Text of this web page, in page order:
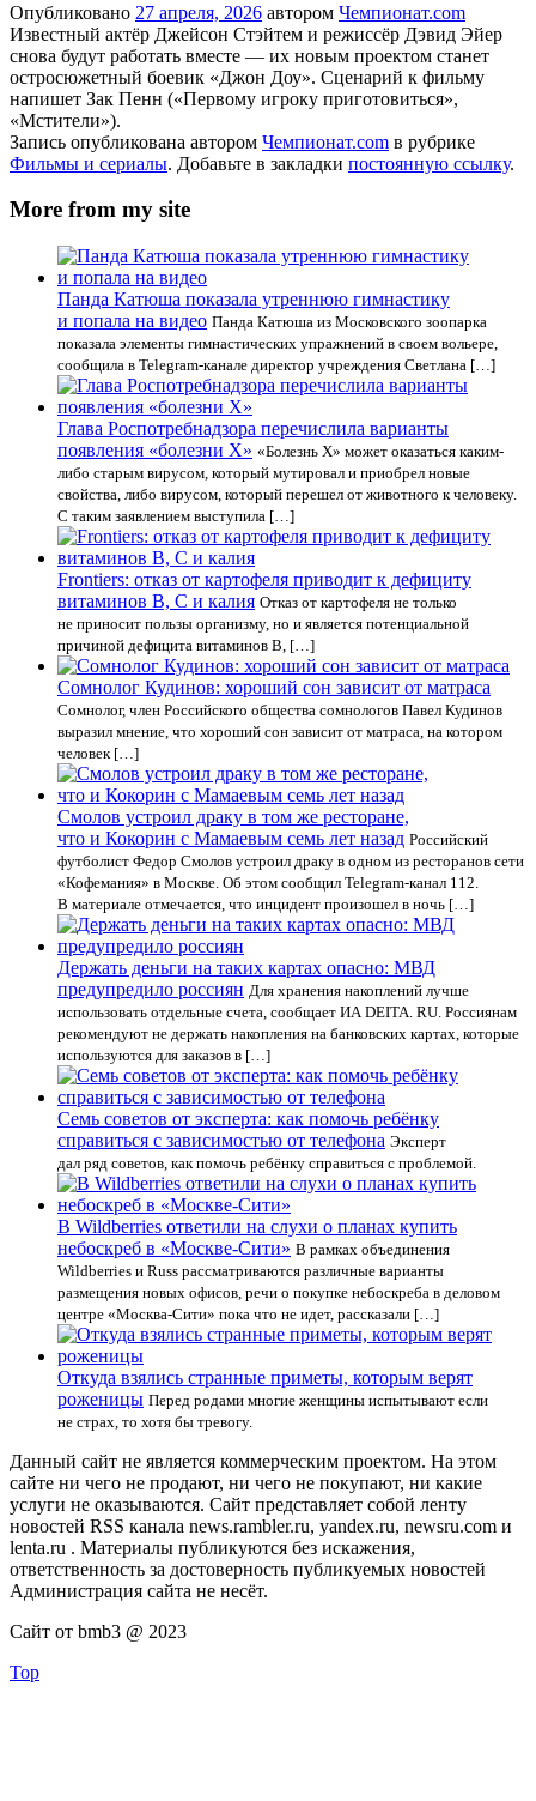
Опубликовано 27 апреля, 2026 автором Чемпионат.com
Известный актёр Джейсон Стэйтем и режиссёр Дэвид Эйер
снова будут работать вместе — их новым проектом станет
остросюжетный боевик «Джон Доу». Сценарий к фильму
напишет Зак Пенн («Первому игроку приготовиться»,
«Мстители»).
Запись опубликована автором Чемпионат.com в рубрике
Фильмы и сериалы. Добавьте в закладки постоянную ссылку.
More from my site
Панда Катюша показала утреннюю гимнастику
и попала на видео Панда Катюша из Московского зоопарка
показала элементы гимнастических упражнений в своем вольере,
сообщила в Telegram-канале директор учреждения Светлана […]
Глава Роспотребнадзора перечислила варианты
появления «болезни Х» «Болезнь Х» может оказаться каким-
либо старым вирусом, который мутировал и приобрел новые
свойства, либо вирусом, который перешел от животного к человеку.
С таким заявлением выступила […]
Frontiers: отказ от картофеля приводит к дефициту
витаминов В, С и калия Отказ от картофеля не только
не приносит пользы организму, но и является потенциальной
причиной дефицита витаминов В, […]
Сомнолог Кудинов: хороший сон зависит от матраса
Сомнолог, член Российского общества сомнологов Павел Кудинов
выразил мнение, что хороший сон зависит от матраса, на котором
человек […]
Смолов устроил драку в том же ресторане,
что и Кокорин с Мамаевым семь лет назад Российский
футболист Федор Смолов устроил драку в одном из ресторанов сети
«Кофемания» в Москве. Об этом сообщил Telegram-канал 112.
В материале отмечается, что инцидент произошел в ночь […]
Держать деньги на таких картах опасно: МВД
предупредило россиян Для хранения накоплений лучше
использовать отдельные счета, сообщает ИА DEITA. RU. Россиянам
рекомендуют не держать накопления на банковских картах, которые
используются для заказов в […]
Семь советов от эксперта: как помочь ребёнку
справиться с зависимостью от телефона Эксперт
дал ряд советов, как помочь ребёнку справиться с проблемой.
В Wildberries ответили на слухи о планах купить
небоскреб в «Москве-Сити» В рамках объединения
Wildberries и Russ рассматриваются различные варианты
размещения новых офисов, речи о покупке небоскреба в деловом
центре «Москва-Сити» пока что не идет, рассказали […]
Откуда взялись странные приметы, которым верят
роженицы Перед родами многие женщины испытывают если
не страх, то хотя бы тревогу.
Данный сайт не является коммерческим проектом. На этом
сайте ни чего не продают, ни чего не покупают, ни какие
услуги не оказываются. Сайт представляет собой ленту
новостей RSS канала news.rambler.ru, yandex.ru, newsru.com и
lenta.ru . Материалы публикуются без искажения,
ответственность за достоверность публикуемых новостей
Администрация сайта не несёт.
Сайт от bmb3 @ 2023
Top